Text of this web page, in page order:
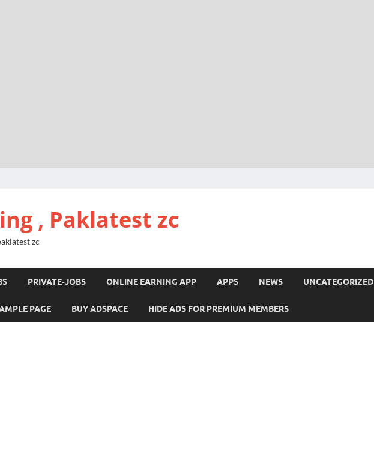
, Paklatest zc
zc
PRIVATE-JOBS ONLINE EARNING APP APPS NEWS UNCATEGORIZED
PAGE BUY ADSPACE HIDE ADS FOR PREMIUM MEMBERS